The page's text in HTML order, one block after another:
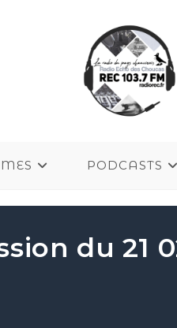
PODCASTS
du 21